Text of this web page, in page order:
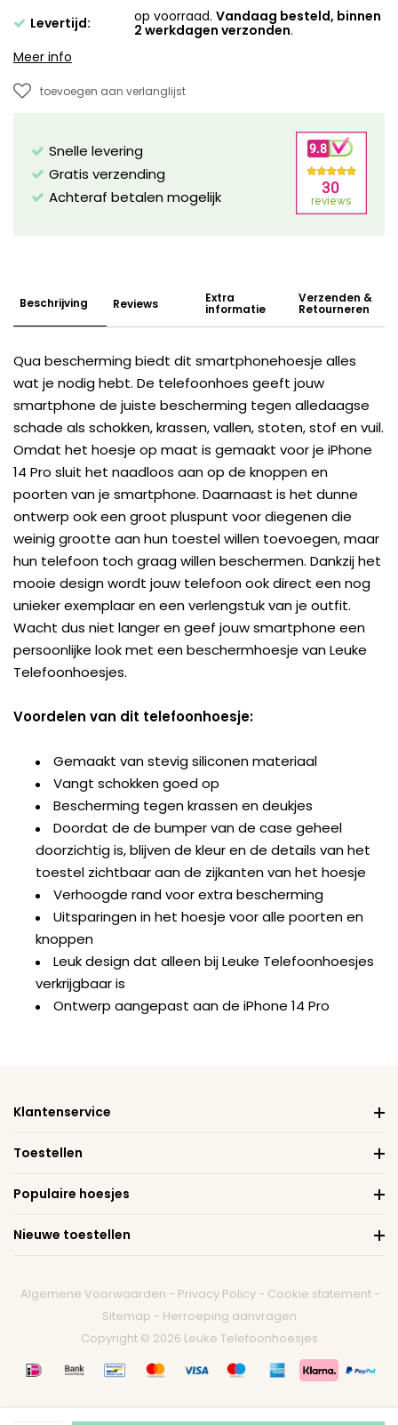
Levertijd:
op voorraad. Vandaag besteld, binnen
2 werkdagen verzonden.
Meer info
toevoegen aan verlanglijst
Snelle levering
Gratis verzending
Achteraf betalen mogelijk
Beschrijving Reviews Extra
informatie
Verzenden &
Retourneren
Qua bescherming biedt dit smartphonehoesje alles
wat je nodig hebt. De telefoonhoes geeft jouw
smartphone de juiste bescherming tegen alledaagse
schade als schokken, krassen, vallen, stoten, stof en vuil.
Omdat het hoesje op maat is gemaakt voor je iPhone
14 Pro sluit het naadloos aan op de knoppen en
poorten van je smartphone. Daarnaast is het dunne
ontwerp ook een groot pluspunt voor diegenen die
weinig grootte aan hun toestel willen toevoegen, maar
hun telefoon toch graag willen beschermen. Dankzij het
mooie design wordt jouw telefoon ook direct een nog
unieker exemplaar en een verlengstuk van je outfit.
Wacht dus niet langer en geef jouw smartphone een
persoonlijke look met een beschermhoesje van Leuke
Telefoonhoesjes.
Voordelen van dit telefoonhoesje:
Gemaakt van stevig siliconen materiaal
Vangt schokken goed op
Bescherming tegen krassen en deukjes
Doordat de de bumper van de case geheel
doorzichtig is, blijven de kleur en de details van het
toestel zichtbaar aan de zijkanten van het hoesje
Verhoogde rand voor extra bescherming
Uitsparingen in het hoesje voor alle poorten en
knoppen
Leuk design dat alleen bij Leuke Telefoonhoesjes
verkrijgbaar is
Ontwerp aangepast aan de iPhone 14 Pro
Klantenservice
Toestellen
Populaire hoesjes
Nieuwe toestellen
Algemene Voorwaarden - Privacy Policy - Cookie statement -
Sitemap - Herroeping aanvragen
Copyright © 2026 Leuke Telefoonhoesjes